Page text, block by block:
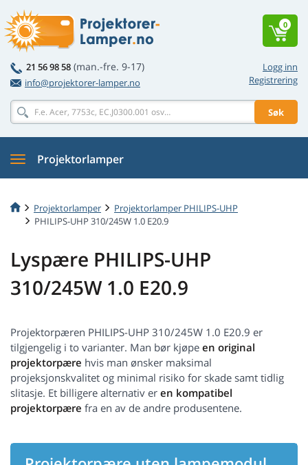
Logg inn
Registrering
21 56 98 58 (man.-fre. 9-17)
info@projektorer-lamper.no
Søk
0
Projektorlamper
Projektorlamper
Projektorlamper PHILIPS-UHP
PHILIPS-UHP 310/245W 1.0 E20.9
Lyspære PHILIPS-UHP
310/245W 1.0 E20.9
Projektorpæren PHILIPS-UHP 310/245W 1.0 E20.9 er
tilgjengelig i to varianter. Man bør kjøpe en original
projektorpære hvis man ønsker maksimal
projeksjonskvalitet og minimal risiko for skade samt tidlig
slitasje. Et billigere alternativ er en kompatibel
projektorpære fra en av de andre produsentene.